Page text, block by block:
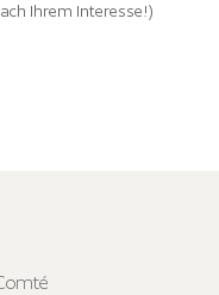
Ihrem Interesse!)